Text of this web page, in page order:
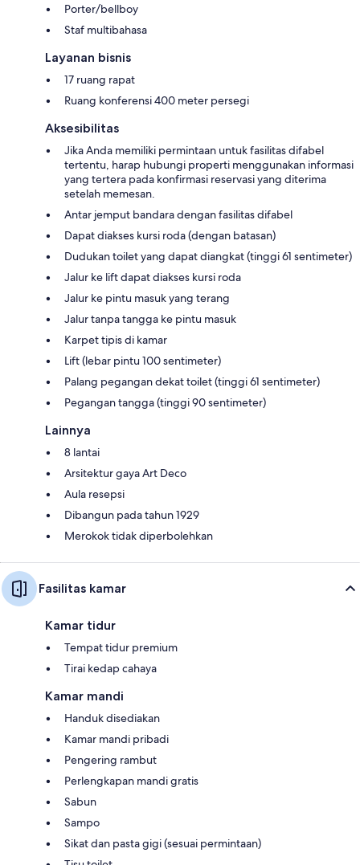
Porter/bellboy
Staf multibahasa
Layanan bisnis
17 ruang rapat
Ruang konferensi 400 meter persegi
Aksesibilitas
Jika Anda memiliki permintaan untuk fasilitas difabel
tertentu, harap hubungi properti menggunakan informasi
yang tertera pada konfirmasi reservasi yang diterima
setelah memesan.
Antar jemput bandara dengan fasilitas difabel
Dapat diakses kursi roda (dengan batasan)
Dudukan toilet yang dapat diangkat (tinggi 61 sentimeter)
Jalur ke lift dapat diakses kursi roda
Jalur ke pintu masuk yang terang
Jalur tanpa tangga ke pintu masuk
Karpet tipis di kamar
Lift (lebar pintu 100 sentimeter)
Palang pegangan dekat toilet (tinggi 61 sentimeter)
Pegangan tangga (tinggi 90 sentimeter)
Lainnya
8 lantai
Arsitektur gaya Art Deco
Aula resepsi
Dibangun pada tahun 1929
Merokok tidak diperbolehkan
Fasilitas kamar
Kamar tidur
Tempat tidur premium
Tirai kedap cahaya
Kamar mandi
Handuk disediakan
Kamar mandi pribadi
Pengering rambut
Perlengkapan mandi gratis
Sabun
Sampo
Sikat dan pasta gigi (sesuai permintaan)